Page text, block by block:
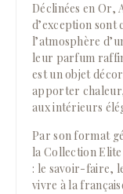
Déclinées en Or,
d’exception
l’atmosphère
leur parfum
est un objet
apporter
aux intérieurs
Par son format
la Collection Elite
: le savoir-faire,
vivre à la